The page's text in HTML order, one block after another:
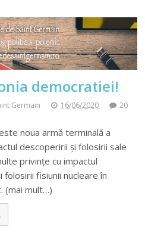
democratiei!
Germain 16/06/2020
20
noua armă terminală a
descoperirii și folosirii sale
privințe cu impactul
folosirii fisiunii nucleare în
(mai mult…)